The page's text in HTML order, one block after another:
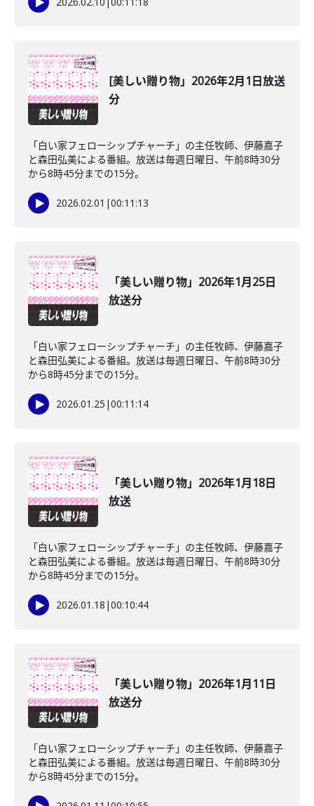
[美しい贈り物」2026年2月1日放送
分
「白い家フェローシップチャーチ」の主任牧師、伊藤嘉子
と森田弘美による番組。放送は毎週日曜日、午前8時30分
から8時45分までの15分。
2026.02.01 |00:11:13
「美しい贈り物」2026年1月25日
放送分
「白い家フェローシップチャーチ」の主任牧師、伊藤嘉子
と森田弘美による番組。放送は毎週日曜日、午前8時30分
から8時45分までの15分。
2026.01.25 |00:11:14
「美しい贈り物」2026年1月18日
放送
「白い家フェローシップチャーチ」の主任牧師、伊藤嘉子
と森田弘美による番組。放送は毎週日曜日、午前8時30分
から8時45分までの15分。
2026.01.18 |00:10:44
「美しい贈り物」2026年1月11日
放送分
「白い家フェローシップチャーチ」の主任牧師、伊藤嘉子
と森田弘美による番組。放送は毎週日曜日、午前8時30分
から8時45分までの15分。